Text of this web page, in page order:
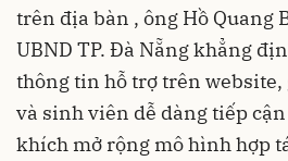
trên địa bàn , ông Hồ Quang
UBND TP. Đà Nẵng khẳng
thông tin hỗ trợ trên
và sinh viên dễ dàng tiếp
khích mở rộng mô hình hợp